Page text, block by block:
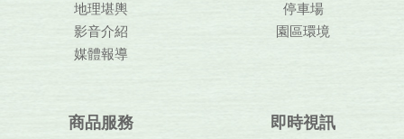
地理堪輿
影音介紹
媒體報導
停車場
園區環境
商品服務 即時視訊